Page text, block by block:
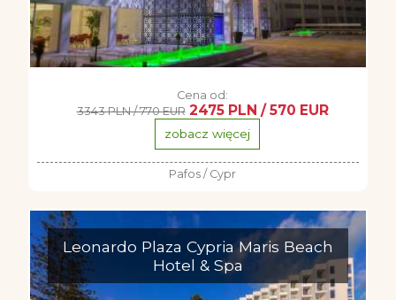
Cena od:
3343 PLN / 770 EUR 2475 PLN / 570 EUR
zobacz więcej
Pafos / Cypr
Leonardo Plaza Cypria Maris Beach
Hotel & Spa